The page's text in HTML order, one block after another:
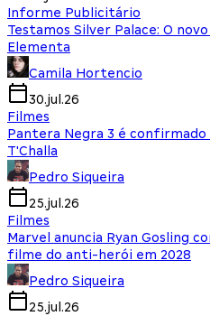
Informe Publicitário
Testamos Silver Palace: O
Elementa
Camila Hortencio
30.jul.26
Filmes
Pantera Negra 3 é confirmado
T'Challa
Pedro Siqueira
25.jul.26
Filmes
Marvel anuncia Ryan Gosling
filme do anti-herói em 2028
Pedro Siqueira
25.jul.26